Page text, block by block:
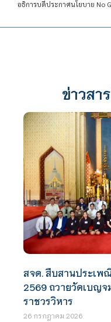
ข่าวสา
สจด. สืบสานประเพ
2569 ถวายวัดเบญ
ราชวรวิหาร
26 กรกฎาคม 2026